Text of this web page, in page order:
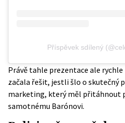
Příspěvek sdílený
Právě tahle prezentace ale rychle
začala řešit, jestli šlo o skutečný
marketing, který měl přitáhnout
samotnému Barónovi.